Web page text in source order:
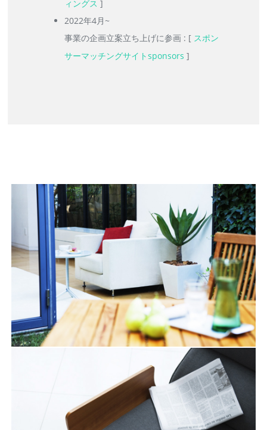
ィングス ]
2022年4月~
事業の企画立案立ち上げに参画 : [ スポン
サーマッチングサイトsponsors ]